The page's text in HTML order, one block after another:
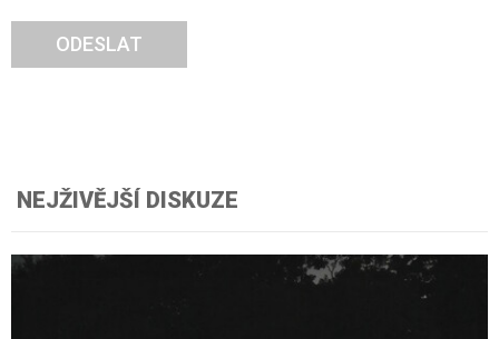
ODESLAT
NEJŽIVĚJŠÍ DISKUZE